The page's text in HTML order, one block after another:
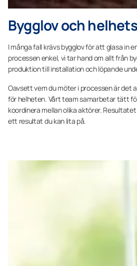
Bygglov och
I många fall krävs bygglov för att glasa in
processen enkel, vi tar hand om allt från
produktion till installation och löpande
Oavsett vem du möter i processen är det
för helheten. Vårt team samarbetar tätt
koordinera mellan olika aktörer.
ett resultat du kan lita på.